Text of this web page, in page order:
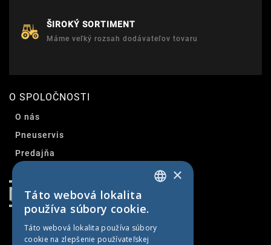
ŠIROKÝ SORTIMENT
Máme veľký rozsah dodávateľov tovaru
O SPOLOČNOSTI
O nás
Pneuservis
Predajňa
SLOVAK
GERMAN
×
Táto webová lokalita
používa súbory cookie.
Táto webová lokalita používa súbory
cookie na zlepšenie používateľskej